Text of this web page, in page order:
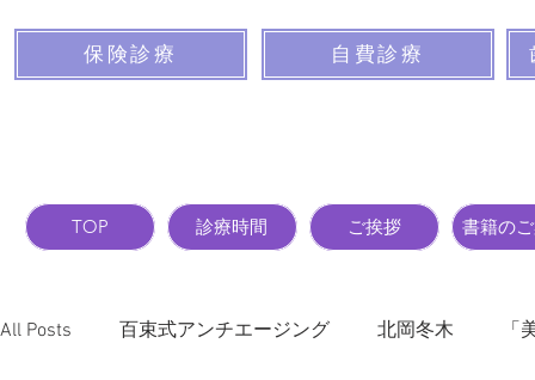
保険診療 自費診療
TOP 診療時間 ご挨拶 書籍の
All Posts 百束式アンチエージング 北岡冬木 「